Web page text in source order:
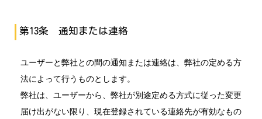
第13条 通知または連絡
ユーザーと弊社との間の通知または連絡は、弊社の定める方
法によって行うものとします。
弊社は、ユーザーから、弊社が別途定める方式に従った変更
届け出がない限り、現在登録されている連絡先が有効なもの